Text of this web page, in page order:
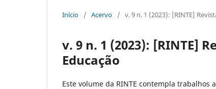
Início / Acervo / v. 9 n. 1 (2023): [RINTE]
v. 9 n. 1 (2023): [RINTE]
Educação
Este volume da RINTE contempla trabalhos